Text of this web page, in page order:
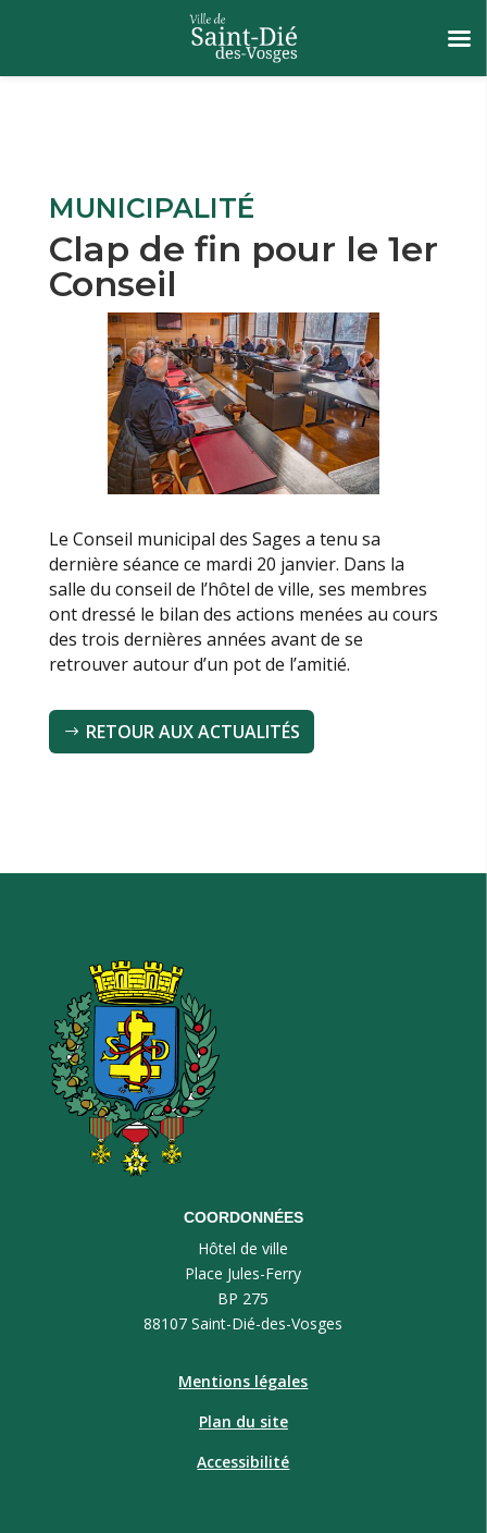
MUNICIPALITÉ
Clap de fin pour le 1er
Conseil
Le Conseil municipal des Sages a tenu sa
dernière séance ce mardi 20 janvier. Dans la
salle du conseil de l’hôtel de ville, ses membres
ont dressé le bilan des actions menées au cours
des trois dernières années avant de se
retrouver autour d’un pot de l’amitié.
RETOUR AUX ACTUALITÉS
COORDONNÉES
Hôtel de ville
Place Jules-Ferry
BP 275
88107 Saint-Dié-des-Vosges
Mentions légales
Plan du site
Accessibilité